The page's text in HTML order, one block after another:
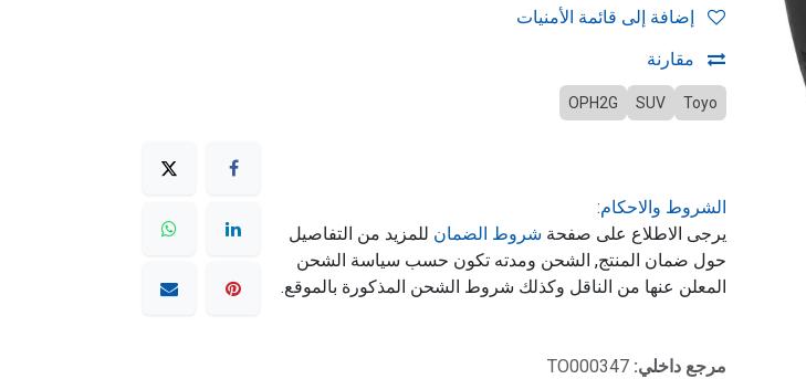
مقارنة
Toyo
SUV
OPH2G
الشروط والاحكام:
يرجى الاطلاع على صفحة شروط الضمان للمزيد من التفاصيل
حول ضمان المنتج, الشحن ومدته تكون حسب سياسة الشحن
المعلن عنها من الناقل وكذلك شروط الشحن المذكورة بالموقع.
مرجع داخلي: TO000347